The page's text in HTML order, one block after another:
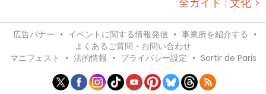
広告バナー • イベントに関する情報発信 • 事業所を紹介する •
よくあるご質問・お問い合わせ
マニフェスト
• 法的情報 • プライバシー設定 • Sortir de Paris